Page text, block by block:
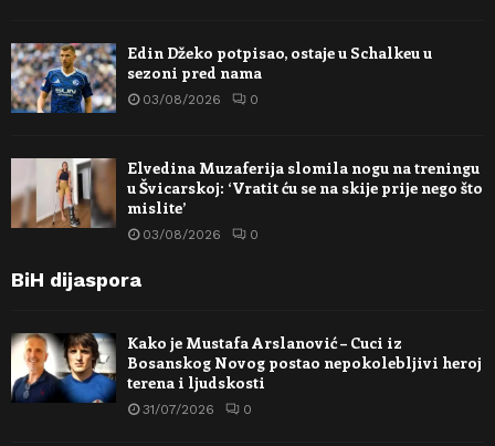
Edin Džeko potpisao, ostaje u Schalkeu u
sezoni pred nama
03/08/2026 0
Elvedina Muzaferija slomila nogu na treningu
u Švicarskoj: ‘Vratit ću se na skije prije nego što
mislite’
03/08/2026 0
BiH dijaspora
Kako je Mustafa Arslanović – Cuci iz
Bosanskog Novog postao nepokolebljivi heroj
terena i ljudskosti
31/07/2026 0